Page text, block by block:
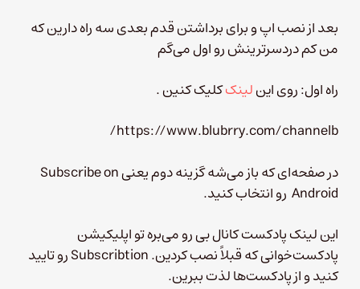
بعد از نصب اپ و برای برداشتن قدم بعدی سه راه دارین که
من کم دردسرترینش رو اول می‌گم
راه اول: روی اینلینککلیک کنین .
https://www.blubrry.com/channelb/
در صفحه‌ای که باز می‌شه گزینه دوم یعنی Subscribe on
Android رو انتخاب کنید.
این لینک پادکست کانال بی رو می‌بره تو اپلیکیشن
پادکست‌خوانی که قبلاً نصب کردین. Subscribtion رو تایید
کنید و از پادکست‌ها لذت ببرین.